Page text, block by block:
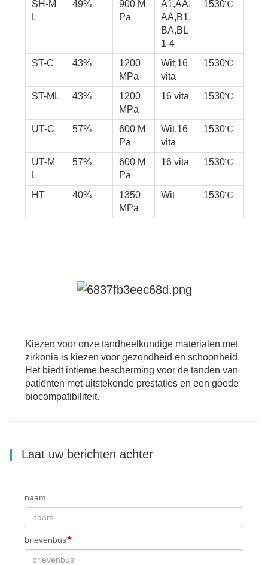
SH-M
L
49%
900 M
Pa
A1,AA,
AA,B1,
BA,BL
1-4
1530℃
ST-C 43%
1200
MPa
Wit,16
vita
1530℃
ST-ML 43%
1200
MPa
16 vita 1530℃
UT-C 57%
600 M
Pa
Wit,16
vita
1530℃
UT-M
L
57%
600 M
Pa
16 vita 1530℃
HT 40%
1350
MPa
Wit 1530℃
Kiezen voor onze tandheelkundige materialen met
zirkonia is kiezen voor gezondheid en schoonheid.
Het biedt intieme bescherming voor de tanden van
patiënten met uitstekende prestaties en een goede
biocompatibiliteit.
Laat uw berichten achter
naam
brievenbus